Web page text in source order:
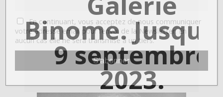
Binome.
9 septembre
2023.
En continuant, vous acceptez de nous communiquer
votre adresse email pour l’envoi de la Newsletter. En
aucun cas elle ne sera transmise à un tiers.